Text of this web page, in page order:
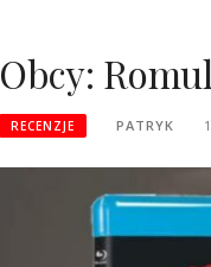
Obcy:
RECENZJE PATRYK